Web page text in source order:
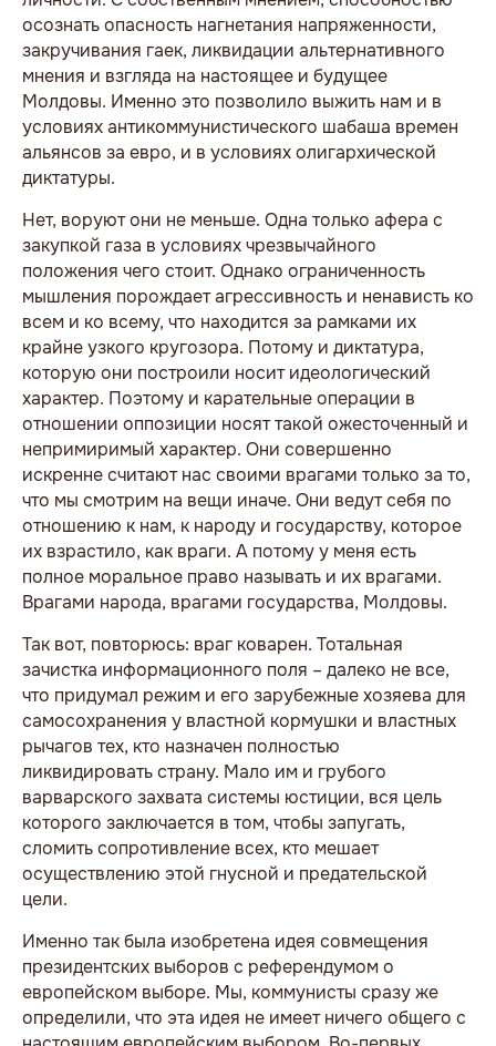
осознать опасность нагнетания напряженности,
закручивания гаек, ликвидации альтернативного
мнения и взгляда на настоящее и будущее
Молдовы. Именно это позволило выжить нам и в
условиях антикоммунистического шабаша времен
альянсов за евро, и в условиях олигархической
диктатуры.
Нет, воруют они не меньше. Одна только афера с
закупкой газа в условиях чрезвычайного
положения чего стоит. Однако ограниченность
мышления порождает агрессивность и ненависть ко
всем и ко всему, что находится за рамками их
крайне узкого кругозора. Потому и диктатура,
которую они построили носит идеологический
характер. Поэтому и карательные операции в
отношении оппозиции носят такой ожесточенный и
непримиримый характер. Они совершенно
искренне считают нас своими врагами только за то,
что мы смотрим на вещи иначе. Они ведут себя по
отношению к нам, к народу и государству, которое
их взрастило, как враги. А потому у меня есть
полное моральное право называть и их врагами.
Врагами народа, врагами государства, Молдовы.
Так вот, повторюсь: враг коварен. Тотальная
зачистка информационного поля – далеко не все,
что придумал режим и его зарубежные хозяева для
самосохранения у властной кормушки и властных
рычагов тех, кто назначен полностью
ликвидировать страну. Мало им и грубого
варварского захвата системы юстиции, вся цель
которого заключается в том, чтобы запугать,
сломить сопротивление всех, кто мешает
осуществлению этой гнусной и предательской
цели.
Именно так была изобретена идея совмещения
президентских выборов с референдумом о
европейском выборе. Мы, коммунисты сразу же
определили, что эта идея не имеет ничего общего с